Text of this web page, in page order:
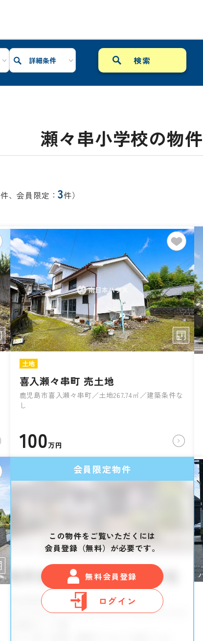
詳細条件
瀬々串小学校の物件
件、会員限定：3件）
土地
喜入瀬々串町 売土地
鹿児島市喜入瀬々串町／土地267.74㎡／建築条件な
し
100万円
会員限定物件
この物件をご覧いただくには
会員登録（無料）が必要です。
無料会員登録
ログイン